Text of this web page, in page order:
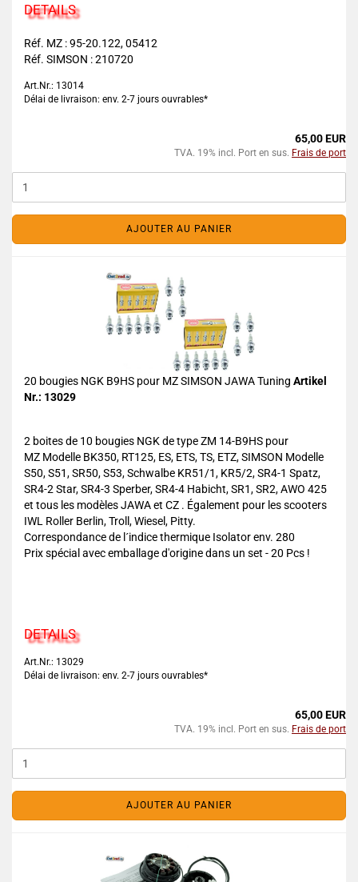
DETAILS
Réf. MZ : 95-20.122, 05412
Réf. SIMSON : 210720
Art.Nr.: 13014
Délai de livraison: env. 2-7 jours ouvrables*
65,00 EUR
TVA. 19% incl. Port en sus. Frais de port
AJOUTER AU PANIER
20 bougies NGK B9HS pour MZ SIMSON JAWA Tuning Artikel
Nr.: 13029
2 boites de 10 bougies NGK de type ZM 14-B9HS pour
MZ Modelle BK350, RT125, ES, ETS, TS, ETZ, SIMSON Modelle
S50, S51, SR50, S53, Schwalbe KR51/1, KR5/2, SR4-1 Spatz,
SR4-2 Star, SR4-3 Sperber, SR4-4 Habicht, SR1, SR2, AWO 425
et tous les modèles JAWA et CZ . Également pour les scooters
IWL Roller Berlin, Troll, Wiesel, Pitty.
Correspondance de l´indice thermique Isolator env. 280
Prix spécial avec emballage d'origine dans un set - 20 Pcs !
DETAILS
Art.Nr.: 13029
Délai de livraison: env. 2-7 jours ouvrables*
65,00 EUR
TVA. 19% incl. Port en sus. Frais de port
AJOUTER AU PANIER